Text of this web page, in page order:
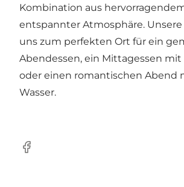
Kombination aus
entspannter Atmosphäre.
uns zum perfekten Ort für ein
Abendessen, ein Mittagessen
oder einen romantischen Abend
Wasser.
Facebook